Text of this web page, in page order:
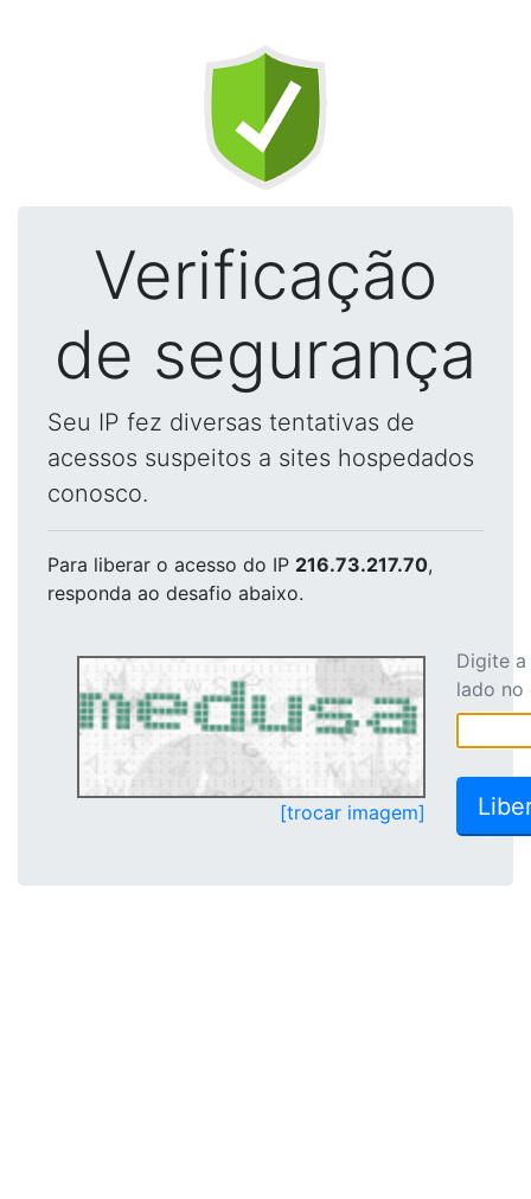
Verificação
de segurança
Seu IP fez diversas tentativas de
acessos suspeitos a sites hospedados
conosco.
Para liberar o acesso do IP 216.73.217.70,
responda ao desafio abaixo.
[trocar imagem]
Digite
lado no